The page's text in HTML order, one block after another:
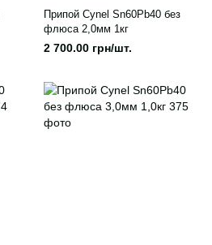
Припой Cynel Sn60Pb40 без
флюса 2,0мм 1кг
2 700.00 грн/шт.